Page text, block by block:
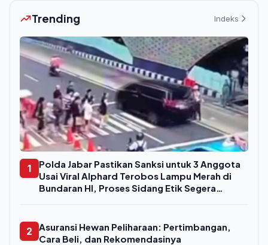
Trending Indeks
1
Polda Jabar Pastikan Sanksi untuk 3 Anggota
Usai Viral Alphard Terobos Lampu Merah di
Bundaran HI, Proses Sidang Etik Segera
2
Asuransi Hewan Peliharaan: Pertimbangan,
Cara Beli, dan Rekomendasinya